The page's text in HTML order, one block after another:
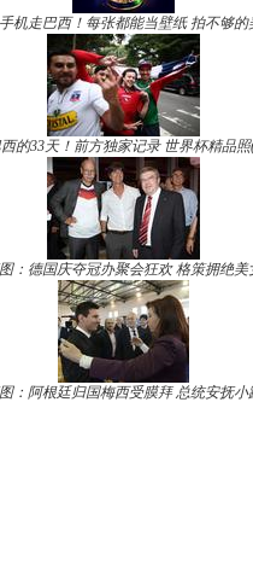
机走巴西！每张都能当壁纸 拍不够的
的33天！前方独家记录 世界杯精品
：德国庆夺冠办聚会狂欢 格策拥绝美
：阿根廷归国梅西受膜拜 总统安抚小